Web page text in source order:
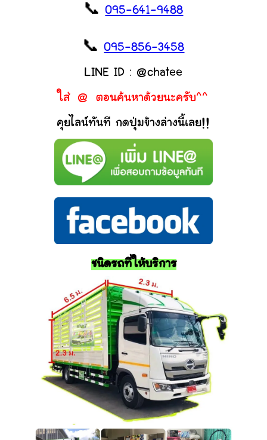
📞095-641-9488
📞095-856-3458
LINE ID : @chatee
ใส่ @ ตอนค้นหาด้วยนะครับ^^
คุยไลน์ทันที กดปุ่มข้างล่างนี้เลย!!
ชนิดรถที่ให้บริการ